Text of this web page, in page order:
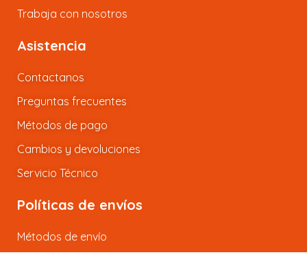
Trabaja con nosotros
Asistencia
Contactanos
Preguntas frecuentes
Métodos de pago
Cambios y devoluciones
Servicio Técnico
Políticas de envíos
Métodos de envío